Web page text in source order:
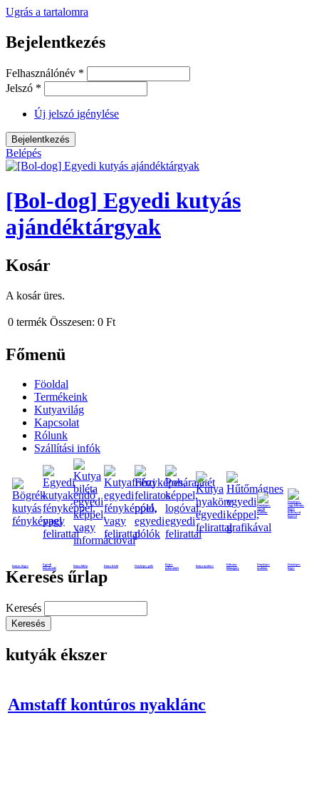
Ugrás a tartalomra
Bejelentkezés
Felhasználónév *
Jelszó *
Új jelszó igénylése
Belépés
[Bol-dog] Egyedi kutyás
ajándéktárgyak
Kosár
A kosár üres.
0 termék Összesen: 0 Ft
Főmenü
Föoldal
Termékeink
Kutyavilág
Kapcsolat
Rólunk
Szállítási infók
Kutyás bögre
Egyedi
kutyakendő
Kutya biléta Kutya frizbi Fényképes póló
Képes
poháralátét
Kutya nyakörv
Feliratos
hűtmágnes
Fényképes
nyaklánc
Fényképes
bögre
Keresés űrlap
Keresés
kutyák ékszer
Amstaff kontúros nyaklánc